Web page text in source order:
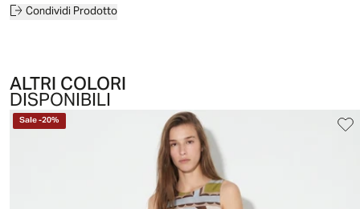
Condividi Prodotto
ALTRI COLORI
DISPONIBILI
Sale-20%